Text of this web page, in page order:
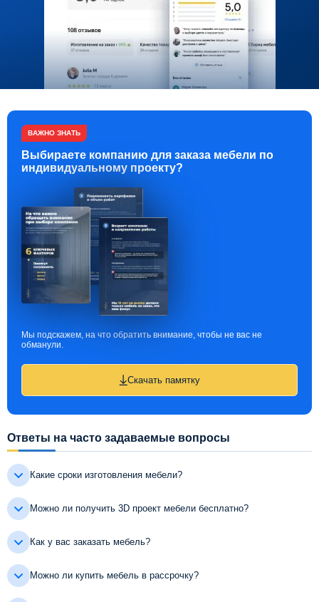
ВАЖНО ЗНАТЬ
Выбираете компанию для заказа мебели по
индивидуальному проекту?
Мы подскажем, на что обратить внимание, чтобы не вас не
обманули.
Скачать памятку
Ответы на часто задаваемые вопросы
Какие сроки изготовления мебели?
Можно ли получить 3D проект мебели бесплатно?
Как у вас заказать мебель?
Можно ли купить мебель в рассрочку?